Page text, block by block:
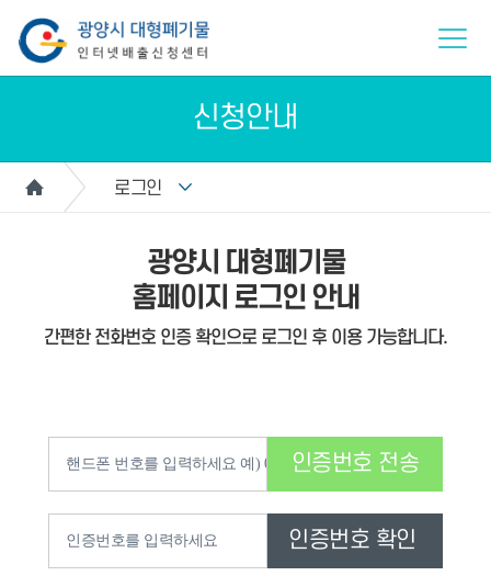
신청안내
로그인
광양시 대형폐기물
홈페이지 로그인 안내
간편한 전화번호 인증 확인으로 로그인 후 이용 가능합니다.